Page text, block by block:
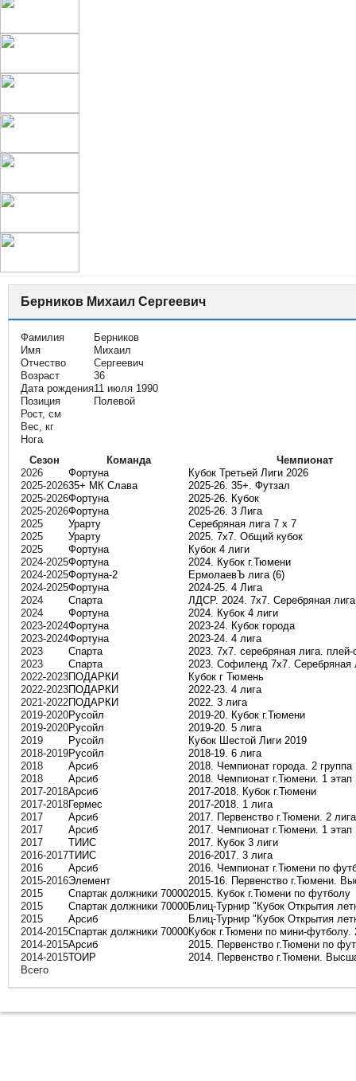
Берников Михаил Сергеевич
Фамилия
Берников
Имя
Михаил
Отчество
Сергеевич
Возраст
36
Дата рождения11 июля 1990
Позиция
Полевой
Рост, см
Вес, кг
Нога
Сезон
Команда
Чемпионат
2026
Фортуна
Кубок Третьей Лиги 2026
2025-202635+ МК Слава
2025-26. 35+. Футзал
2025-2026Фортуна
2025-26. Кубок
2025-2026Фортуна
2025-26. 3 Лига
2025
Урарту
Серебряная лига 7 х 7
2025
Урарту
2025. 7х7. Общий кубок
2025
Фортуна
Кубок 4 лиги
2024-2025Фортуна
2024. Кубок г.Тюмени
2024-2025Фортуна-2
ЕрмолаевЪ лига (6)
2024-2025Фортуна
2024-25. 4 Лига
2024
Спарта
ЛДСР. 2024. 7х7. Серебряная лига
2024
Фортуна
2024. Кубок 4 лиги
2023-2024Фортуна
2023-24. Кубок города
2023-2024Фортуна
2023-24. 4 лига
2023
Спарта
2023. 7х7. серебряная лига.
2023
Спарта
2023. Софиленд 7х7. Серебряная
2022-2023ПОДАРКИ
Кубок г Тюмень
2022-2023ПОДАРКИ
2022-23. 4 лига
2021-2022ПОДАРКИ
2022. 3 лига
2019-2020Русойл
2019-20. Кубок г.Тюмени
2019-2020Русойл
2019-20. 5 лига
2019
Русойл
Кубок Шестой Лиги 2019
2018-2019Русойл
2018-19. 6 лига
2018
Арсиб
2018. Чемпионат города. 2 группа
2018
Арсиб
2018. Чемпионат г.Тюмени. 1 этап
2017-2018Арсиб
2017-2018. Кубок г.Тюмени
2017-2018Гермес
2017-2018. 1 лига
2017
Арсиб
2017. Первенство г.Тюмени. 2 лига
2017
Арсиб
2017. Чемпионат г.Тюмени. 1 этап
2017
ТИИС
2017. Кубок 3 лиги
2016-2017ТИИС
2016-2017. 3 лига
2016
Арсиб
2016. Чемпионат г.Тюмени по
2015-2016Элемент
2015-16. Первенство г.Тюмени.
2015
Спартак должники 700002015. Кубок г.Тюмени по футболу
2015
Спартак должники 70000Блиц-Турнир "Кубок Открытия
2015
Арсиб
Блиц-Турнир "Кубок Открытия
2014-2015Спартак должники 70000Кубок г.Тюмени по мини-футболу.
2014-2015Арсиб
2015. Первенство г.Тюмени по
2014-2015ТОИР
2014. Первенство г.Тюмени.
Всего